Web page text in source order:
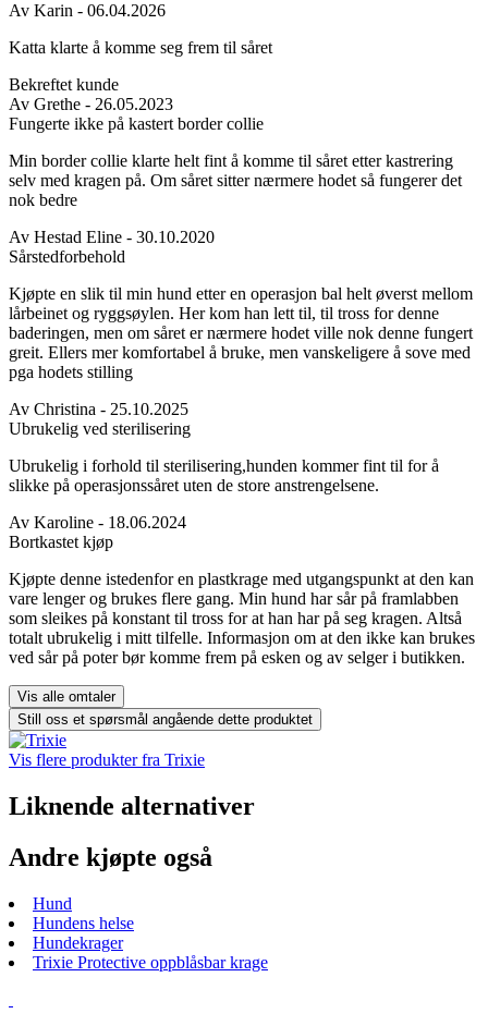
Av Karin - 06.04.2026
Katta klarte å komme seg frem til såret
Bekreftet kunde
Av Grethe - 26.05.2023
Fungerte ikke på kastert border collie
Min border collie klarte helt fint å komme til såret etter kastrering
selv med kragen på. Om såret sitter nærmere hodet så fungerer det
nok bedre
Av Hestad Eline - 30.10.2020
Sårstedforbehold
Kjøpte en slik til min hund etter en operasjon bal helt øverst mellom
lårbeinet og ryggsøylen. Her kom han lett til, til tross for denne
baderingen, men om såret er nærmere hodet ville nok denne fungert
greit. Ellers mer komfortabel å bruke, men vanskeligere å sove med
pga hodets stilling
Av Christina - 25.10.2025
Ubrukelig ved sterilisering
Ubrukelig i forhold til sterilisering,hunden kommer fint til for å
slikke på operasjonssåret uten de store anstrengelsene.
Av Karoline - 18.06.2024
Bortkastet kjøp
Kjøpte denne istedenfor en plastkrage med utgangspunkt at den kan
vare lenger og brukes flere gang. Min hund har sår på framlabben
som sleikes på konstant til tross for at han har på seg kragen. Altså
totalt ubrukelig i mitt tilfelle. Informasjon om at den ikke kan brukes
ved sår på poter bør komme frem på esken og av selger i butikken.
Still oss et spørsmål angående dette produktet
Vis flere produkter fra Trixie
Liknende alternativer
Andre kjøpte også
Hund
Hundens helse
Hundekrager
Trixie Protective oppblåsbar krage